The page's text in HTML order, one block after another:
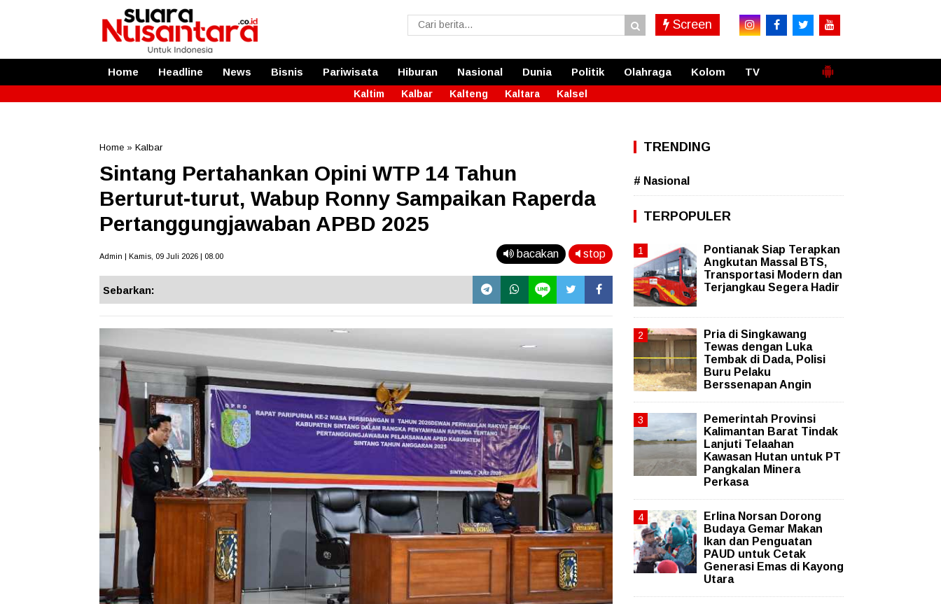
Screen
Home Headline News Bisnis Pariwisata Hiburan Nasional Dunia Politik Olahraga Kolom TV
Kaltim Kalbar Kalteng Kaltara Kalsel
Home » Kalbar
Sintang Pertahankan Opini WTP 14 Tahun
Berturut-turut, Wabup Ronny Sampaikan Raperda
Pertanggungjawaban APBD 2025
Admin | Kamis, 09 Juli 2026 | 08.00 bacakan stop
Sebarkan:
TRENDING
# Nasional
TERPOPULER
Pontianak Siap Terapkan
Angkutan Massal BTS,
Transportasi Modern dan
Terjangkau Segera Hadir
Pria di Singkawang
Tewas dengan Luka
Tembak di Dada, Polisi
Buru Pelaku
Berssenapan Angin
Pemerintah Provinsi
Kalimantan Barat Tindak
Lanjuti Telaahan
Kawasan Hutan untuk PT
Pangkalan Minera
Perkasa
Erlina Norsan Dorong
Budaya Gemar Makan
Ikan dan Penguatan
PAUD untuk Cetak
Generasi Emas di Kayong
Utara